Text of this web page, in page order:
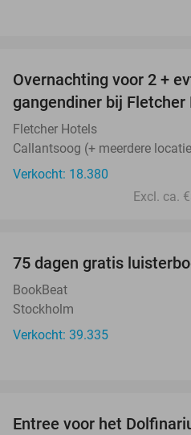
Overnachting voor 2 +
gangendiner bij Fletcher
Fletcher Hotels
Callantsoog (+ meerdere
Verkocht: 18.380
Excl. ca.
75 dagen gratis
BookBeat
Stockholm
Verkocht: 39.335
Entree voor het